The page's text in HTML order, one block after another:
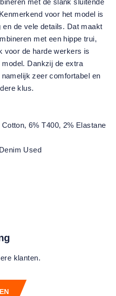
voor het model is
de vele details. Dat maakt
met een hippe trui,
voor de harde werkers is
Dankzij de extra
zeer comfortabel en
klus.
Cotton, 6% T400, 2% Elastane
Used
klanten.